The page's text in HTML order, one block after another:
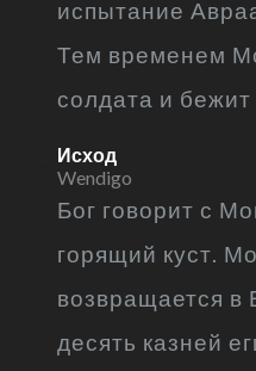
испытание
Тем временем
солдата и бежит
Исход
Wendigo
Бог говорит с
горящий куст.
возвращается в
десять казней